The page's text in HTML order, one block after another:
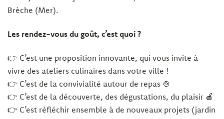
Brèche (Mer).
Les rendez-vous du goût, c’est quoi ?
👉 C’est une proposition innovante, qui vous invite à
vivre des ateliers culinaires dans votre ville !
👉 C’est de la convivialité autour de repas 🍲
👉 C’est de la découverte, des dégustations, du plaisir 🍎
👉 C’est réfléchir ensemble à de nouveaux projets (jardin